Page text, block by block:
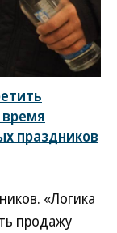
время
праздников
«Логика
продажу